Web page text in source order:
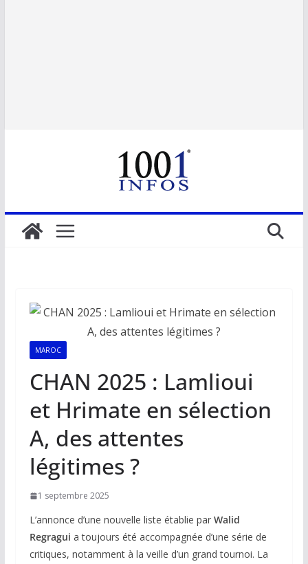
MAROC
CHAN 2025 : Lamlioui
et Hrimate en sélection
A, des attentes
légitimes ?
1 septembre 2025
L’annonce d’une nouvelle liste établie par Walid
Regragui a toujours été accompagnée d’une série de
critiques, notamment à la veille d’un grand tournoi. La